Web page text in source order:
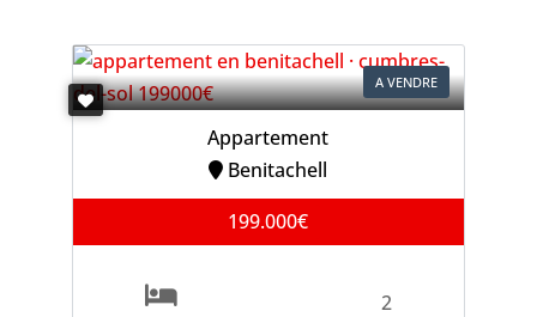
A VENDRE
Appartement
Benitachell
199.000€
2